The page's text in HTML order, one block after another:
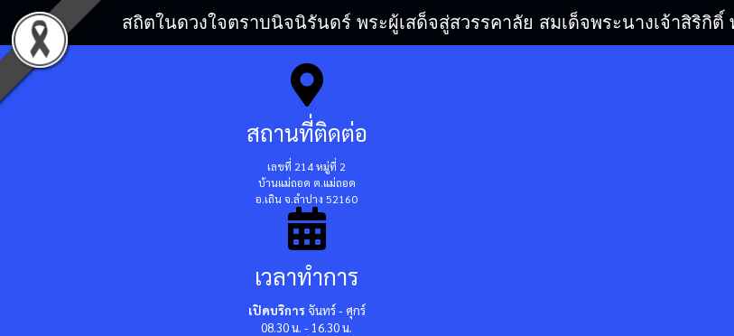
สถิตในดวงใจตราบนิจนิรันดร์ พระผู้เสด็จสู่สวรรคาลัย สมเด็จพระนางเจ้าสิริ
สถานที่ติดต่อ
เลขที่ 214 หมู่ที่ 2
บ้านแม่ถอด ต.แม่ถอด
อ.เถิน จ.ลำปาง 52160
เวลาทำการ
เปิดบริการ จันทร์ - ศุกร์
08.30 น. - 16.30 น.